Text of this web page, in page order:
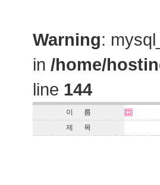
Warning:
in /home/
line 144
이 름
제 목